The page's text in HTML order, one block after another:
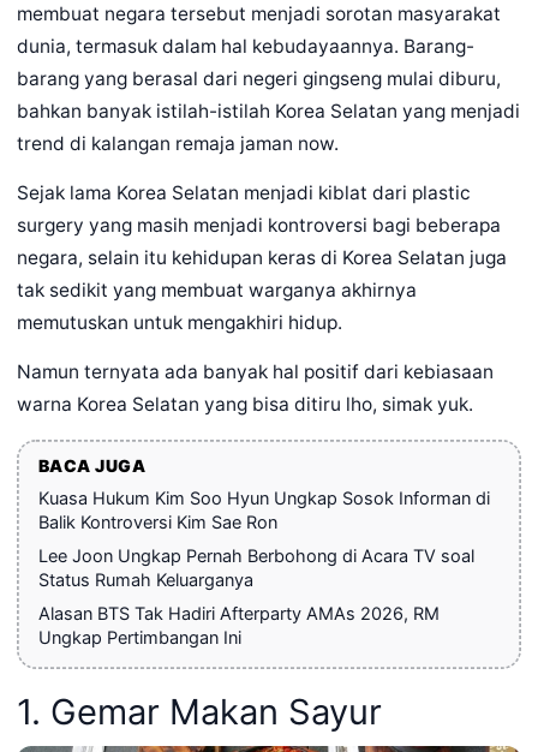
membuat negara tersebut menjadi sorotan masyarakat
dunia, termasuk dalam hal kebudayaannya. Barang-
barang yang berasal dari negeri gingseng mulai diburu,
bahkan banyak istilah-istilah Korea Selatan yang menjadi
trend di kalangan remaja jaman now.
Sejak lama Korea Selatan menjadi kiblat dari plastic
surgery yang masih menjadi kontroversi bagi beberapa
negara, selain itu kehidupan keras di Korea Selatan juga
tak sedikit yang membuat warganya akhirnya
memutuskan untuk mengakhiri hidup.
Namun ternyata ada banyak hal positif dari kebiasaan
warna Korea Selatan yang bisa ditiru lho, simak yuk.
BACA JUGA
Kuasa Hukum Kim Soo Hyun Ungkap Sosok Informan di
Balik Kontroversi Kim Sae Ron
Lee Joon Ungkap Pernah Berbohong di Acara TV soal
Status Rumah Keluarganya
Alasan BTS Tak Hadiri Afterparty AMAs 2026, RM
Ungkap Pertimbangan Ini
1. Gemar Makan Sayur